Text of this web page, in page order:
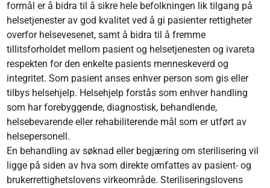
formål er å bidra til å sikre hele befolkningen lik tilgang på
helsetjenester av god kvalitet ved å gi pasienter rettigheter
overfor helsevesenet, samt å bidra til å fremme
tillitsforholdet mellom pasient og helsetjenesten og ivareta
respekten for den enkelte pasients menneskeverd og
integritet. Som pasient anses enhver person som gis eller
tilbys helsehjelp. Helsehjelp forstås som enhver handling
som har forebyggende, diagnostisk, behandlende,
helsebevarende eller rehabiliterende mål som er utført av
helsepersonell.
En behandling av søknad eller begjæring om sterilisering vil
ligge på siden av hva som direkte omfattes av pasient- og
brukerrettighetslovens virkeområde. Steriliseringslovens